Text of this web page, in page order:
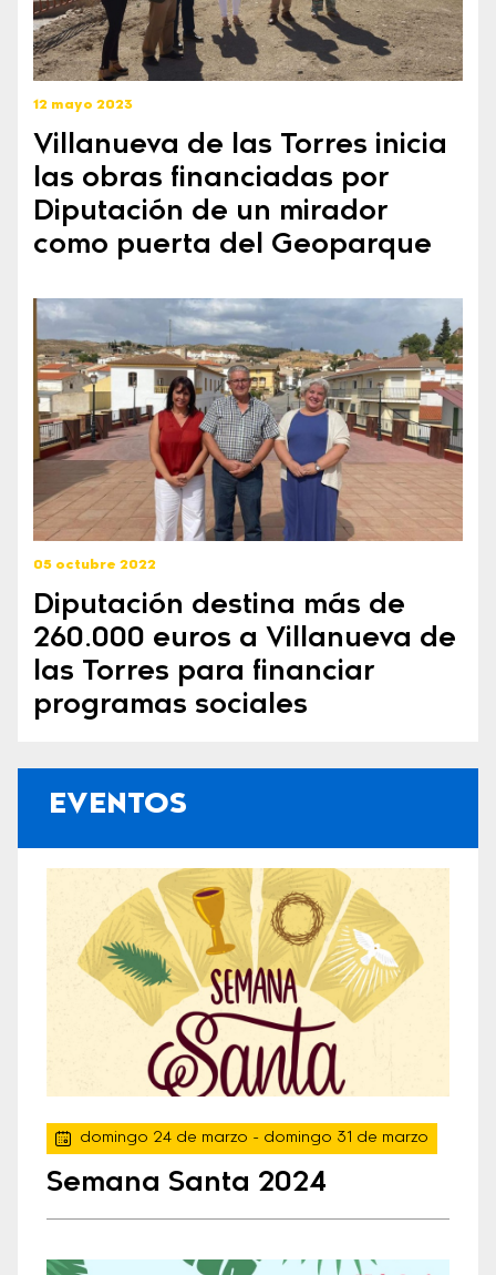
12 mayo 2023
Villanueva de las Torres inicia
las obras financiadas por
Diputación de un mirador
como puerta del Geoparque
05 octubre 2022
Diputación destina más de
260.000 euros a Villanueva de
las Torres para financiar
programas sociales
EVENTOS
domingo 24 de marzo - domingo 31 de marzo
Semana Santa 2024